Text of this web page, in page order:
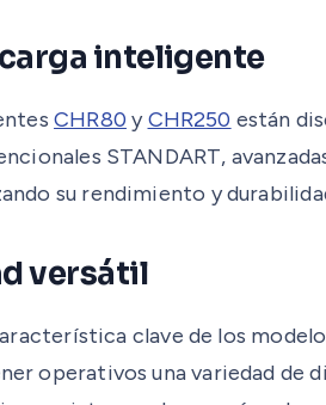
inteligente
CHR80 yCHR250 están
STANDART,
su rendimiento y
versátil
clave de los
operativos una variedad